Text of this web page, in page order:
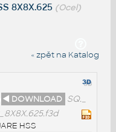
8X8X.625 (Ocel)
« zpět na Katalog
◄ DOWNLOAD SQ._
HSS